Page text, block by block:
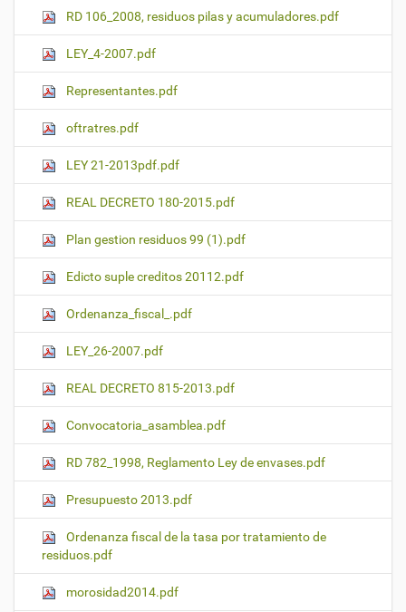
RD 106_2008, residuos pilas y acumuladores.pdf
LEY_4-2007.pdf
Representantes.pdf
oftratres.pdf
LEY 21-2013pdf.pdf
REAL DECRETO 180-2015.pdf
Plan gestion residuos 99 (1).pdf
Edicto suple creditos 20112.pdf
Ordenanza_fiscal_.pdf
LEY_26-2007.pdf
REAL DECRETO 815-2013.pdf
Convocatoria_asamblea.pdf
RD 782_1998, Reglamento Ley de envases.pdf
Presupuesto 2013.pdf
Ordenanza fiscal de la tasa por tratamiento de
residuos.pdf
morosidad2014.pdf